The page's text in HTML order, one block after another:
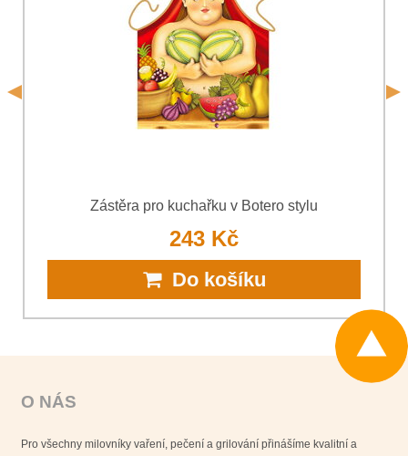
společnosti Bomba s.r.o.*
Zástěra pro kuchařku v Botero stylu
243 Kč
Do košíku
O NÁS
Pro všechny milovníky vaření, pečení a grilování přinášíme kvalitní a